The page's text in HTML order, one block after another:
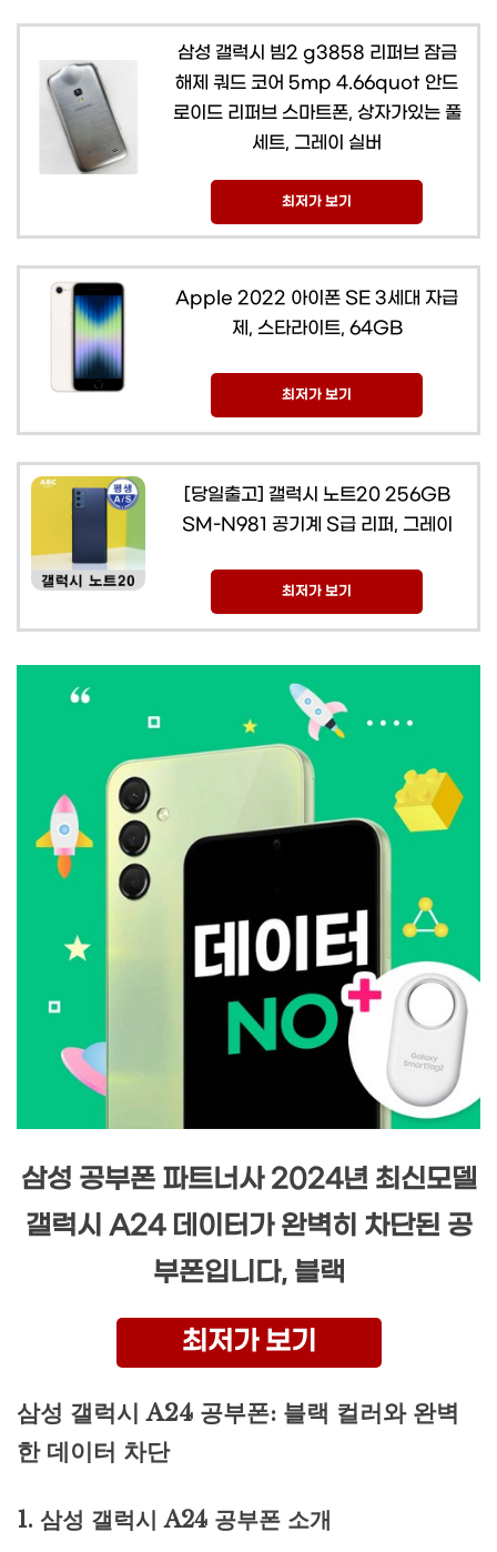
삼성 갤럭시 빔2 g3858 리퍼브 잠금
해제 쿼드 코어 5mp 4.66quot 안드
로이드 리퍼브 스마트폰, 상자가있는 풀
세트, 그레이 실버
최저가 보기
Apple 2022 아이폰 SE 3세대 자급
제, 스타라이트, 64GB
최저가 보기
[당일출고] 갤럭시 노트20 256GB
SM-N981 공기계 S급 리퍼, 그레이
최저가 보기
삼성 공부폰 파트너사 2024년 최신모델
갤럭시 A24 데이터가 완벽히 차단된 공
부폰입니다, 블랙
최저가 보기
삼성 갤럭시 A24 공부폰: 블랙 컬러와 완벽
한 데이터 차단
1. 삼성 갤럭시 A24 공부폰 소개